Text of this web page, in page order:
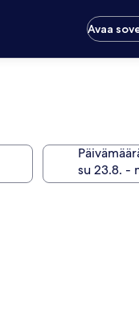
Avaa